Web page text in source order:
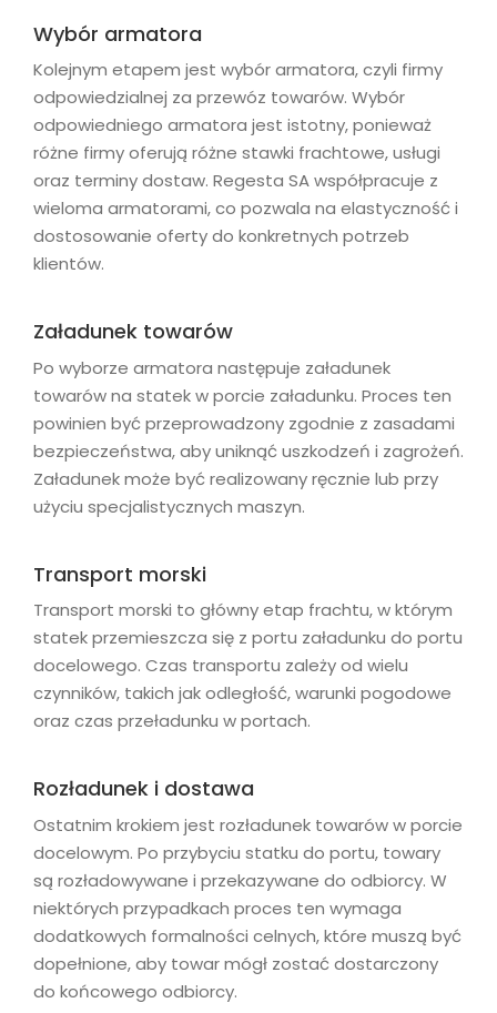
Wybór armatora
Kolejnym etapem jest wybór armatora, czyli firmy
odpowiedzialnej za przewóz towarów. Wybór
odpowiedniego armatora jest istotny, ponieważ
różne firmy oferują różne stawki frachtowe, usługi
oraz terminy dostaw. Regesta SA współpracuje z
wieloma armatorami, co pozwala na elastyczność i
dostosowanie oferty do konkretnych potrzeb
klientów.
Załadunek towarów
Po wyborze armatora następuje załadunek
towarów na statek w porcie załadunku. Proces ten
powinien być przeprowadzony zgodnie z zasadami
bezpieczeństwa, aby uniknąć uszkodzeń i zagrożeń.
Załadunek może być realizowany ręcznie lub przy
użyciu specjalistycznych maszyn.
Transport morski
Transport morski to główny etap frachtu, w którym
statek przemieszcza się z portu załadunku do portu
docelowego. Czas transportu zależy od wielu
czynników, takich jak odległość, warunki pogodowe
oraz czas przeładunku w portach.
Rozładunek i dostawa
Ostatnim krokiem jest rozładunek towarów w porcie
docelowym. Po przybyciu statku do portu, towary
są rozładowywane i przekazywane do odbiorcy. W
niektórych przypadkach proces ten wymaga
dodatkowych formalności celnych, które muszą być
dopełnione, aby towar mógł zostać dostarczony
do końcowego odbiorcy.